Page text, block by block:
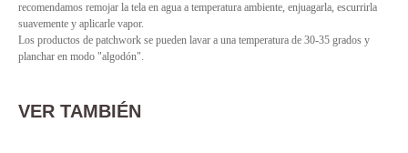
recomendamos remojar la tela en agua a temperatura ambiente, enjuagarla, escurrirla
suavemente y aplicarle vapor.
Los productos de patchwork se pueden lavar a una temperatura de 30-35 grados y
planchar en modo "algodón".
VER TAMBIÉN